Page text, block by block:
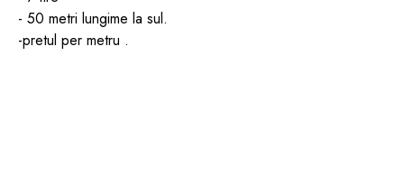
- 50 metri lungime la sul.
-pretul per metru .